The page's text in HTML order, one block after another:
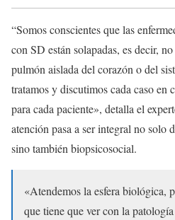
“Somos conscientes que las
con SD están solapadas, es decir,
pulmón aislada del corazón o del
tratamos y discutimos cada caso en
para cada paciente», detalla el
atención pasa a ser integral no solo
sino también biopsicosocial.
«Atendemos la esfera biológica,
que tiene que ver con la